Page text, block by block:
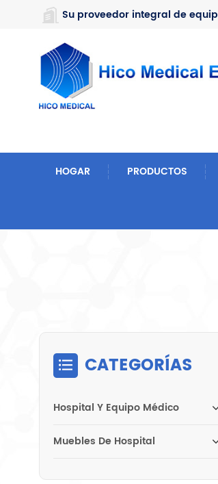
https://www.microsoft.com/en-us/
Su proveedor integral de
HOGAR PRODUCTOS
CATEGORÍAS
Hospital Y Equipo Médico
Muebles De Hospital